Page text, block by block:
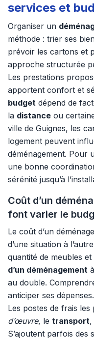
services et
Organiser un
méthode : trier ses
prévoir les cartons et
approche structurée
Les prestations
apportent confort et
budget dépend de
la distance ou
ville de Guignes, les
logement peuvent
déménagement. Pour
une bonne
sérénité jusqu’à
Coût d’un
font varier le
Le coût d’un
d’une situation à
quantité de meubles
d’un déménagement
au double.
anticiper ses dépenses.
Les postes de frais
d’œuvre, le transport,
S’ajoutent parfois des